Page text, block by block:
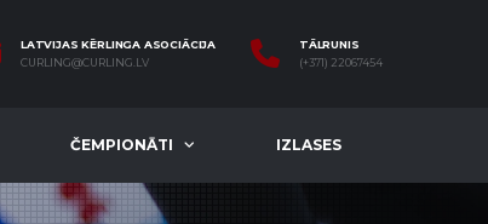
LATVIJAS KĒRLINGA ASOCIĀCIJA
CURLING@CURLING.LV
TĀLRUNIS
(+371) 22067454
ČEMPIONĀTI IZLASES